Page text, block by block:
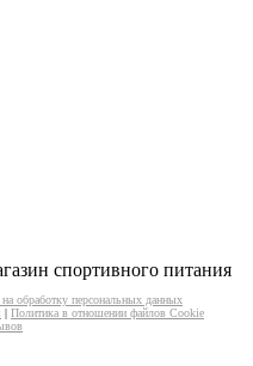
спортивного питания
на обработку персональных данных
| Политика в отношении файлов Cookie